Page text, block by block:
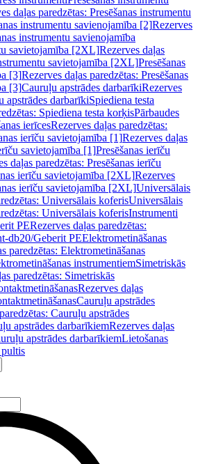
daļas paredzētas: Presēšanas instrumentu
instrumentu savienojamība [2]Rezerves
instrumentu savienojamība
savietojamība [2XL]Rezerves daļas
savietojamība [2XL]Presēšanas
[3]Rezerves daļas paredzētas: Presēšanas
[3]Cauruļu apstrādes darbarīkiRezerves
apstrādes darbarīkiSpiediena testa
Spiediena testa korķisPārbaudes
ierīcesRezerves daļas paredzētas:
ierīču savietojamība [1]Rezerves daļas
savietojamība [1]Presēšanas ierīču
daļas paredzētas: Presēšanas ierīču
ierīču savietojamība [2XL]Rezerves
ierīču savietojamība [2XL]Universālais
Universālais koferisUniversālais
Universālais koferisInstrumenti
PERezerves daļas paredzētas:
db20/Geberit PEElektrometināšanas
paredzētas: Elektrometināšanas
instrumentiemSimetriskās
paredzētas: Simetriskās
Rezerves daļas
Cauruļu apstrādes
Cauruļu apstrādes
apstrādes darbarīkiemRezerves daļas
apstrādes darbarīkiemLietošanas